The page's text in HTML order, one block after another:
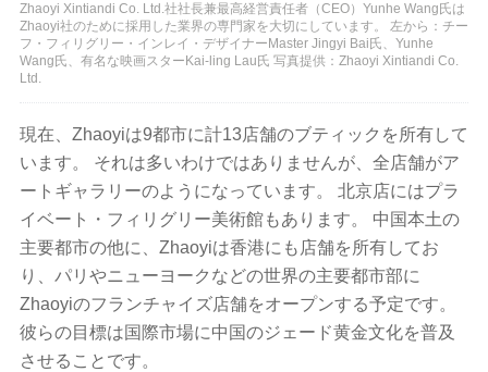
Zhaoyi Xintiandi Co. Ltd.社社長兼最高経営責任者（CEO）Yunhe Wang氏は
Zhaoyi社のために採用した業界の専門家を大切にしています。 左から：チー
フ・フィリグリー・インレイ・デザイナーMaster Jingyi Bai氏、Yunhe
Wang氏、有名な映画スターKai-ling Lau氏 写真提供：Zhaoyi Xintiandi Co.
Ltd.
現在、Zhaoyiは9都市に計13店舗のブティックを所有して
います。 それは多いわけではありませんが、全店舗がア
ートギャラリーのようになっています。 北京店にはプラ
イベート・フィリグリー美術館もあります。 中国本土の
主要都市の他に、Zhaoyiは香港にも店舗を所有してお
り、パリやニューヨークなどの世界の主要都市部に
Zhaoyiのフランチャイズ店舗をオープンする予定です。
彼らの目標は国際市場に中国のジェード黄金文化を普及
させることです。